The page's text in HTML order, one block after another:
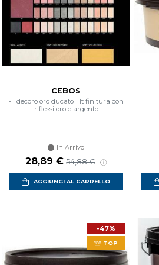
CEBOS
- i decoro oro ducato 1 lt finitura con
riflessi oro e argento
In Arrivo
Prezzo scontato
28,89 € Prezzo di listino
54,88 €
AGGIUNGI AL CARRELLO
-47%
TOP